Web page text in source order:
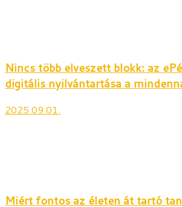
Nincs több elveszett blokk: az
digitális nyilvántartása a
2025.09.01.
Miért fontos az életen át tartó